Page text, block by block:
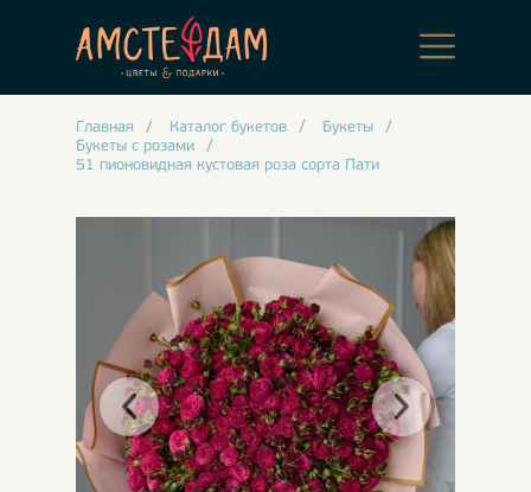
Главная / Каталог букетов / Букеты
/
Букеты с розами
/
51 пионовидная кустовая роза сорта Пати